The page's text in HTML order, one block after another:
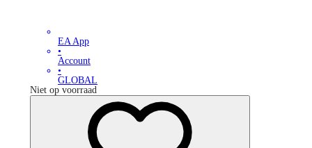
EA App
•
Account
•
GLOBAL
Niet op voorraad